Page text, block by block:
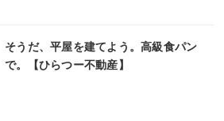
そうだ、平屋を建てよう。高級食パン
で。【ひらつー不動産】